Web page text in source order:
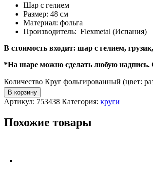
Шар с гелием
Размер: 48 см
Материал: фольга
Производитель: Flexmetal (Испания)
В стоимость входит: шар с гелием,
*На шаре можно сделать любую надпись.
Количество Круг фольгированный (цвет:
В корзину
Артикул: 753438 Категория: круги
Похожие товары